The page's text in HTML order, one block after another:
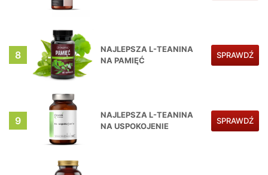
8
NAJLEPSZA L-TEANINA
NA PAMIĘĆ
SPRAWDŹ
9
NAJLEPSZA L-TEANINA
NA USPOKOJENIE
SPRAWDŹ